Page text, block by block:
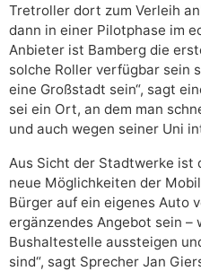
Tretroller dort zum Verleih
dann in einer Pilotphase im
Anbieter ist Bamberg die
solche Roller verfügbar sein
eine Großstadt sein“, sagt
sei ein Ort, an dem man
und auch wegen seiner Uni
Aus Sicht der Stadtwerke ist
neue Möglichkeiten der
Bürger auf ein eigenes Auto
ergänzendes Angebot sein –
Bushaltestelle aussteigen
sind“, sagt Sprecher Jan